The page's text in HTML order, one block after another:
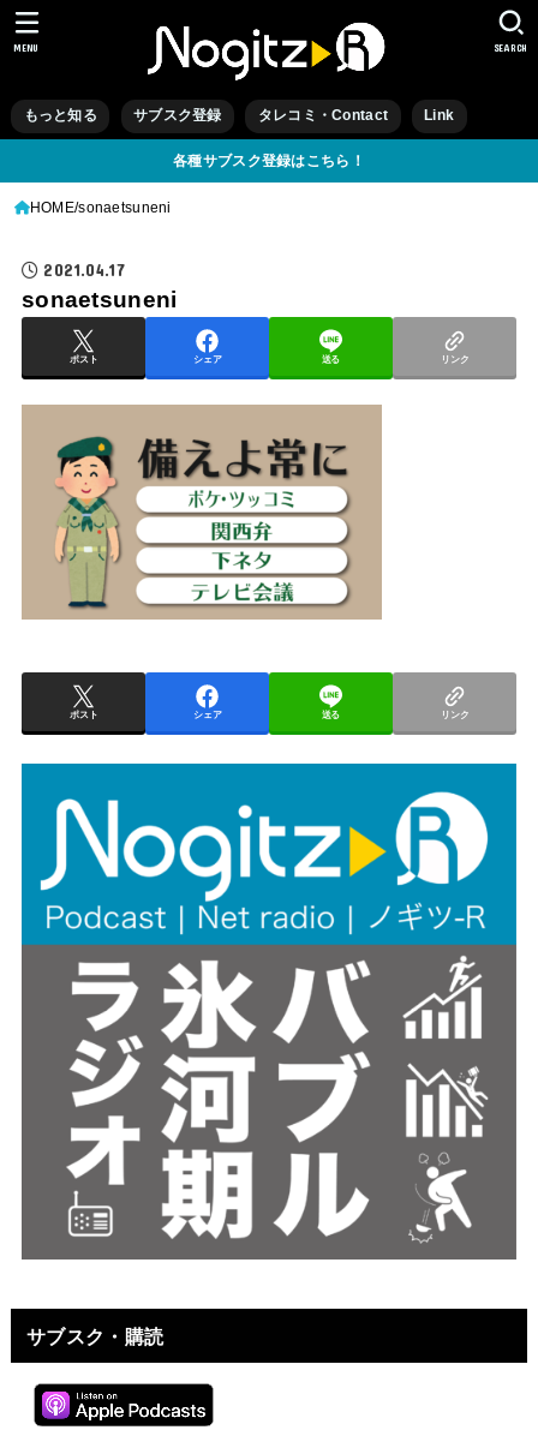
もっと知る サブスク登録 タレコミ・Contact Link
SEARCH
MENU
各種サブスク登録はこちら！
HOME sonaetsuneni
2021.04.17
sonaetsuneni
ポスト シェア 送る リンク
ポスト シェア 送る リンク
サブスク・購読